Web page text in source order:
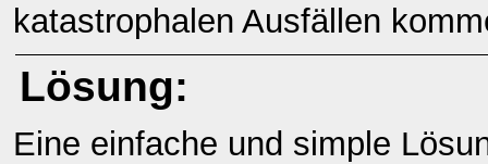
katastrophalen Ausfällen
Lösung:
Eine einfache und simple